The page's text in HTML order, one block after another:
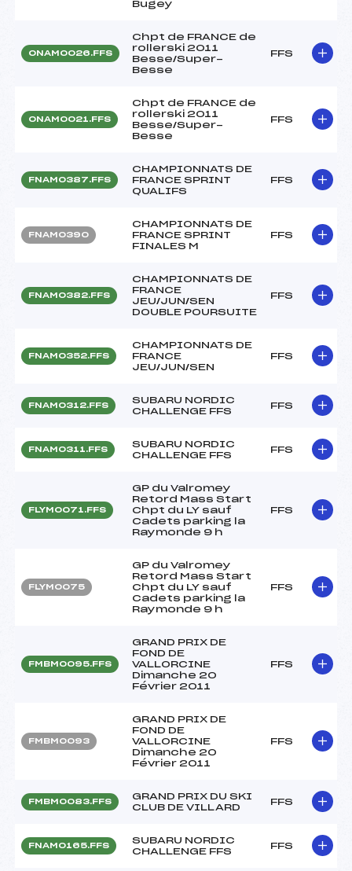
Bugey
ONAM0026.FFS
Chpt de FRANCE de
rollerski 2011
Besse/Super-
Besse
FFS
ONAM0021.FFS
Chpt de FRANCE de
rollerski 2011
Besse/Super-
Besse
FFS
FNAM0387.FFS
CHAMPIONNATS DE
FRANCE SPRINT
QUALIFS
FFS
FNAM0390
CHAMPIONNATS DE
FRANCE SPRINT
FINALES M
FFS
FNAM0382.FFS
CHAMPIONNATS DE
FRANCE
JEU/JUN/SEN
DOUBLE POURSUITE
FFS
FNAM0352.FFS
CHAMPIONNATS DE
FRANCE
JEU/JUN/SEN
FFS
FNAM0312.FFS
SUBARU NORDIC
CHALLENGE FFS
FFS
FNAM0311.FFS
SUBARU NORDIC
CHALLENGE FFS
FFS
FLYM0071.FFS
GP du Valromey
Retord Mass Start
Chpt du LY sauf
Cadets parking la
Raymonde 9 h
FFS
FLYM0075
GP du Valromey
Retord Mass Start
Chpt du LY sauf
Cadets parking la
Raymonde 9 h
FFS
FMBM0095.FFS
GRAND PRIX DE
FOND DE
VALLORCINE
Dimanche 20
Février 2011
FFS
FMBM0093
GRAND PRIX DE
FOND DE
VALLORCINE
Dimanche 20
Février 2011
FFS
FMBM0083.FFS
GRAND PRIX DU SKI
CLUB DE VILLARD
FFS
FNAM0165.FFS
SUBARU NORDIC
CHALLENGE FFS
FFS